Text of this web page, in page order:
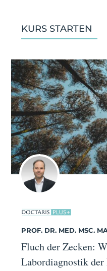
KURS STARTEN
PROF. DR. MED. MSC.
Fluch der Zecken:
Labordiagnostik